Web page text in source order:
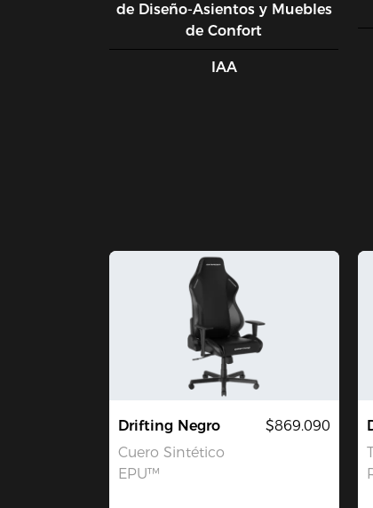
de Diseño-Asientos y Muebles
de Confort
IAA
Drifting Negro
Cuero Sintético
EPU™
$869.090